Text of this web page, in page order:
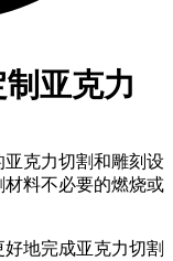
亚克力
克力切割和雕刻设
料不必要的燃烧或
地完成亚克力切割